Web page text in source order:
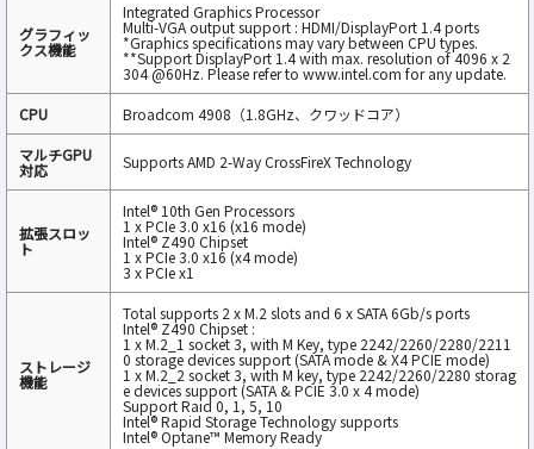
グラフィッ
クス機能
Integrated Graphics Processor
Multi-VGA output support : HDMI/DisplayPort 1.4 ports
*Graphics specifications may vary between CPU types.
**Support DisplayPort 1.4 with max. resolution of 4096 x 2
304 @60Hz. Please refer to www.intel.com for any update.
CPU
Broadcom 4908（1.8GHz、クワッドコア）
マルチGPU
対応 Supports AMD 2-Way CrossFireX Technology
拡張スロッ
ト
Intel® 10th Gen Processors
1 x PCIe 3.0 x16 (x16 mode)
Intel® Z490 Chipset
1 x PCIe 3.0 x16 (x4 mode)
3 x PCIe x1
ストレージ
機能
Total supports 2 x M.2 slots and 6 x SATA 6Gb/s ports
Intel® Z490 Chipset :
1 x M.2_1 socket 3, with M Key, type 2242/2260/2280/2211
0 storage devices support (SATA mode & X4 PCIE mode)
1 x M.2_2 socket 3, with M key, type 2242/2260/2280 storag
e devices support (SATA & PCIE 3.0 x 4 mode)
Support Raid 0, 1, 5, 10
Intel® Rapid Storage Technology supports
Intel® Optane™ Memory Ready